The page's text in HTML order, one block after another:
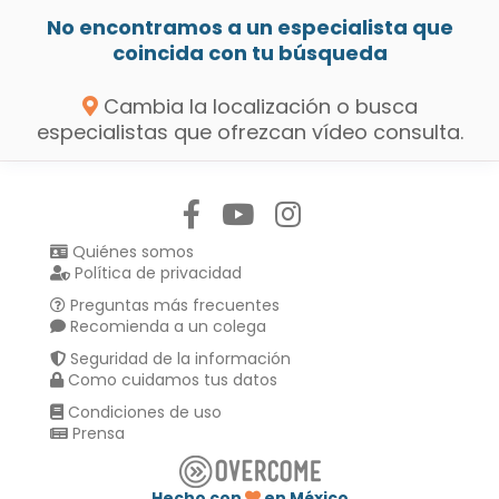
No encontramos a un especialista que
coincida con tu búsqueda
Cambia la localización o busca
especialistas que ofrezcan vídeo consulta.
Quiénes somos
Política de privacidad
Preguntas más frecuentes
Recomienda a un colega
Seguridad de la información
Como cuidamos tus datos
Condiciones de uso
Prensa